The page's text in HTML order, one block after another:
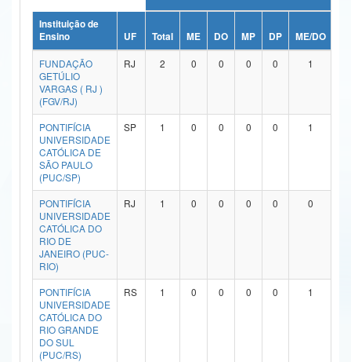
Ministério da Ciência, Tecnologia, Inovações e Comunicações
Ministério do Meio Ambiente
Ministério do Turismo
Ministério do Desenvolvimento Regional
Controladoria-Geral da União
Ministério da Mulher, da Família e dos Direitos Humanos
Secretaria-Geral
Secretaria de Governo
Gabinete de Segurança Institucional
Advocacia-Geral da União
Banco Central do Brasil
Instituição de
Ensino
UF Total ME DO MP DP ME/DO
FUNDAÇÃO
GETÚLIO
VARGAS ( RJ )
(FGV/RJ)
RJ 2 0 0 0 0 1
PONTIFÍCIA
UNIVERSIDADE
CATÓLICA DE
SÃO PAULO
(PUC/SP)
SP 1 0 0 0 0 1
PONTIFÍCIA
UNIVERSIDADE
CATÓLICA DO
RIO DE
JANEIRO (PUC-
RIO)
RJ 1 0 0 0 0 0
PONTIFÍCIA
UNIVERSIDADE
CATÓLICA DO
RIO GRANDE
DO SUL
(PUC/RS)
RS 1 0 0 0 0 1